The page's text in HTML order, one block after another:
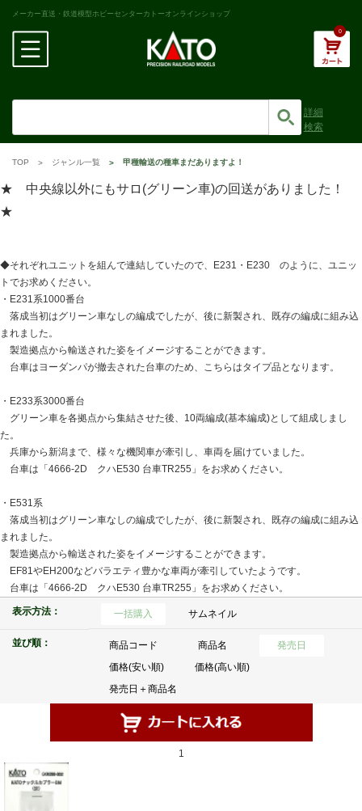
メーカー直送・鉄道模型ホビーセンターカトーオンラインショップ
0
詳細
検索
TOP ジャンル一覧 甲種輸送の種車まだありますよ！
★ 中央線以外にもサロ(グリーン車)の回送がありました！
★
◆それぞれユニットを組んで連結していたので、E231・E230 のように、ユニッ
トでお求めください。
・E231系1000番台
落成当初はグリーン車なしの編成でしたが、後に新製され、既存の編成に組み込
まれました。
製造拠点から輸送された姿をイメージすることができます。
台車はヨーダンパが撤去された台車のため、こちらはタイプ品となります。
・E233系3000番台
グリーン車を各拠点から集結させた後、10両編成(基本編成)として組成しまし
た。
兵庫から新潟まで、様々な機関車が牽引し、車両を届けていました。
台車は「4666-2D クハE530 台車TR255」をお求めください。
・E531系
落成当初はグリーン車なしの編成でしたが、後に新製され、既存の編成に組み込
まれました。
製造拠点から輸送された姿をイメージすることができます。
EF81やEH200などバラエティ豊かな車両が牽引していたようです。
台車は「4666-2D クハE530 台車TR255」をお求めください。
表示方法： 一括購入 サムネイル
並び順： 商品コード 商品名
発売日
価格(安い順)
価格(高い順)
発売日＋商品名
1